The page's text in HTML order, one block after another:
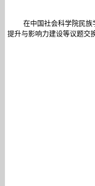
在中国社会科学院民
提升与影响力建设等议题交